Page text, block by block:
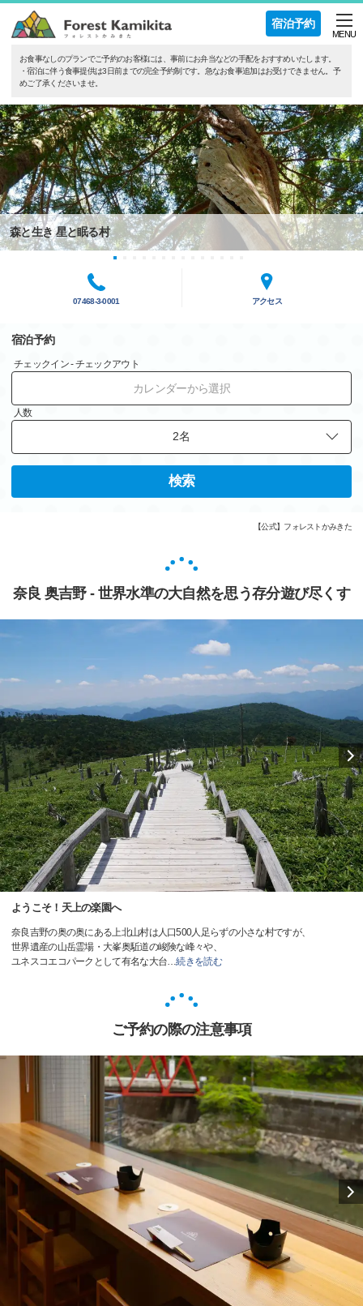
宿泊予約
MENU
お食事なしのプランでご予約のお客様には、事前にお弁当などの手配をおすすめいたします。
・宿泊に伴う食事提供は3日前までの完全予約制です。急なお食事追加はお受けできません。予
めご了承くださいませ。
森と生き 星と眠る村
07468-3-0001 アクセス
宿泊予約
チェックイン - チェックアウト
カレンダーから選択
人数
検索
【公式】フォレストかみきた
奈良 奥吉野 - 世界水準の大自然を思う存分遊び尽くす
ようこそ！天上の楽園へ
奈良吉野の奥の奥にある上北山村は人口500人足らずの小さな村ですが、
世界遺産の山岳霊場・大峯奥駈道の峻険な峰々や、
ユネスコエコパークとして有名な大台…続きを読む
ご予約の際の注意事項